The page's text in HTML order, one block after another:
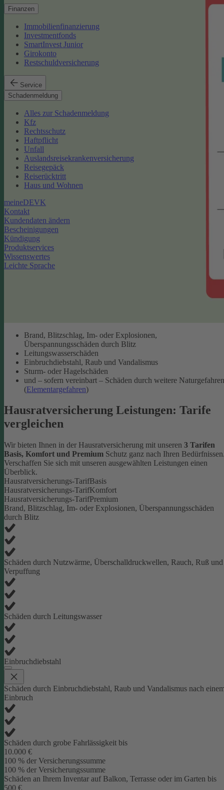
Finanzen
Immobilienfinanzierung
Investmentfonds
SmartInvest Junior
Girokonto
Restschuldversicherung
Service
Schadenmeldung
Alles zur Schadenmeldung
Kfz
Rechtsschutz
Haftpflicht
Unfall
Auslandsreisekrankenversicherung
Reisegepäck
Reiserücktritt
Haus und Wohnen
meineDEVK
Kontakt
Kundendaten ändern
Bescheinigungen
Kündigung
Produktservices
Wissenswertes
Leichte Sprache
Brand, Blitzschlag, Im- oder Explosionen,
Überspannungsschäden durch Blitz
Leitungswasserschäden
Einbruchdiebstahl, Raub und Vandalismus
Sturm- oder Hagelschäden
und – sofern vereinbart – Schäden durch weitere Naturgefahren
(Elementargefahren)
Hausratversicherung Leistungen: Tarife
vergleichen
Wir bieten Ihnen in der Hausratversicherung mit unseren 3 Tarifen
Basis, Komfort und Premium Schutz ganz nach Ihren
Verschaffen Sie sich mit unseren ausgewählten Leistungen einen
Überblick.
Hausratversicherungs-TarifBasis
Hausratversicherungs-TarifKomfort
Hausratversicherungs-TarifPremium
Brand, Blitzschlag, Im- oder Explosionen, Überspannungsschäden
durch Blitz
Schäden durch Nutzwärme, Überschalldruckwellen, Rauch, Ruß und
Verpuffung
Schäden durch Leitungswasser
Einbruchdiebstahl
Schäden durch Einbruchdiebstahl, Raub und Vandalismus nach
Einbruch
Schäden durch grobe Fahrlässigkeit bis
10.000 €
100 % der Versicherungssumme
100 % der Versicherungssumme
Schäden an Ihrem Inventar auf Balkon, Terrasse oder im Garten bis
500 €